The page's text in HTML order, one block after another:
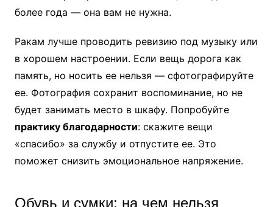
более года — она вам не нужна.
Ракам лучше проводить ревизию под музыку или
в хорошем настроении. Если вещь дорога как
память, но носить ее нельзя — сфотографируйте
ее. Фотография сохранит воспоминание, но не
будет занимать место в шкафу. Попробуйте
практику благодарности: скажите вещи
«спасибо» за службу и отпустите ее. Это
поможет снизить эмоциональное напряжение.
Обувь и сумки: на чем нельзя